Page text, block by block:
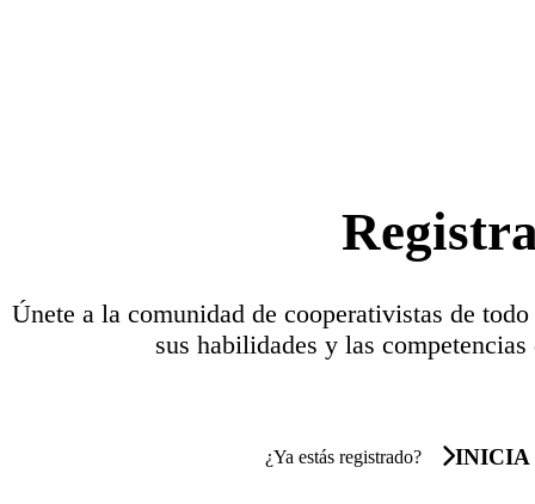
Únete a la comunidad de cooperativistas de
sus habilidades y las
¿Ya estás registrado? INICIA